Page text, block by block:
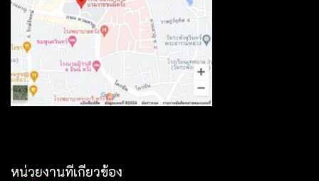
หน่วยงานที่เกี่ยวข้อง